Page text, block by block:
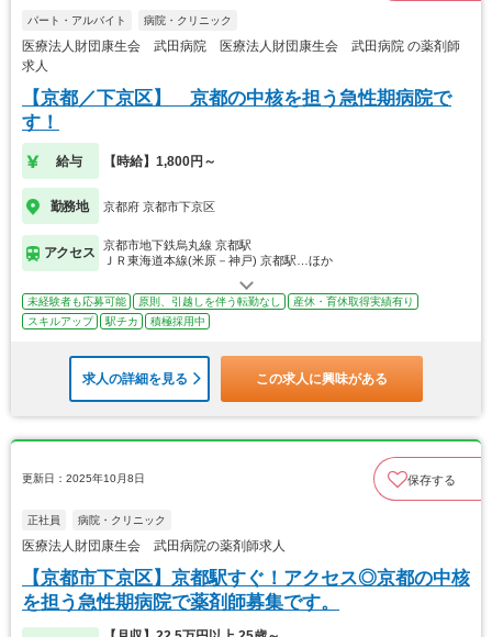
パート・アルバイト 病院・クリニック
医療法人財団康生会 武田病院 医療法人財団康生会 武田病院 の薬剤師
求人
【京都／下京区】 京都の中核を担う急性期病院で
す！
給与 【時給】1,800円～
勤務地 京都府 京都市下京区
アクセス
京都市地下鉄烏丸線 京都駅
ＪＲ東海道本線(米原－神戸) 京都駅…ほか
未経験者も応募可能 原則、引越しを伴う転勤なし
産休・育休取得実績有り
スキルアップ
駅チカ 積極採用中
求人の詳細を見る この求人に興味がある
更新日：2025年10月8日 保存する
正社員 病院・クリニック
医療法人財団康生会 武田病院の薬剤師求人
【京都市下京区】京都駅すぐ！アクセス◎京都の中核
を担う急性期病院で薬剤師募集です。